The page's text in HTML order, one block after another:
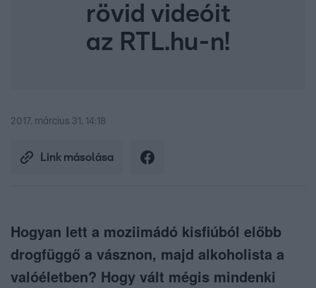
rövid videóit
az RTL.hu-n!
2017. március 31. 14:18
Link másolása
Hogyan lett a moziimádó kisfiúból előbb
drogfüggő a vásznon, majd alkoholista a
valóéletben? Hogy vált mégis mindenki